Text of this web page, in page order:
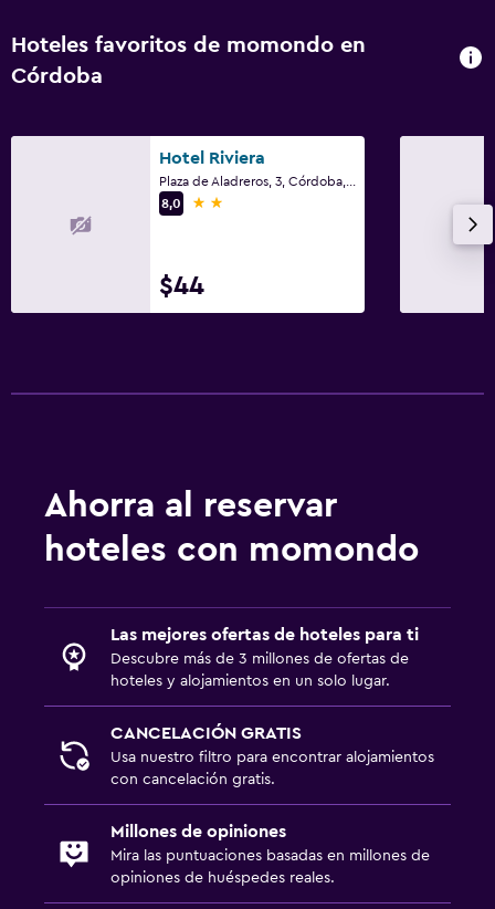
Hoteles favoritos de momondo en
Córdoba
Hotel Riviera
8,0
2 estrellas
$44
Ahorra al reservar
hoteles con momondo
Las mejores ofertas de hoteles para ti
Descubre más de 3 millones de ofertas de
hoteles y alojamientos en un solo lugar.
CANCELACIÓN GRATIS
Usa nuestro filtro para encontrar alojamientos
con cancelación gratis.
Millones de opiniones
Mira las puntuaciones basadas en millones de
opiniones de huéspedes reales.